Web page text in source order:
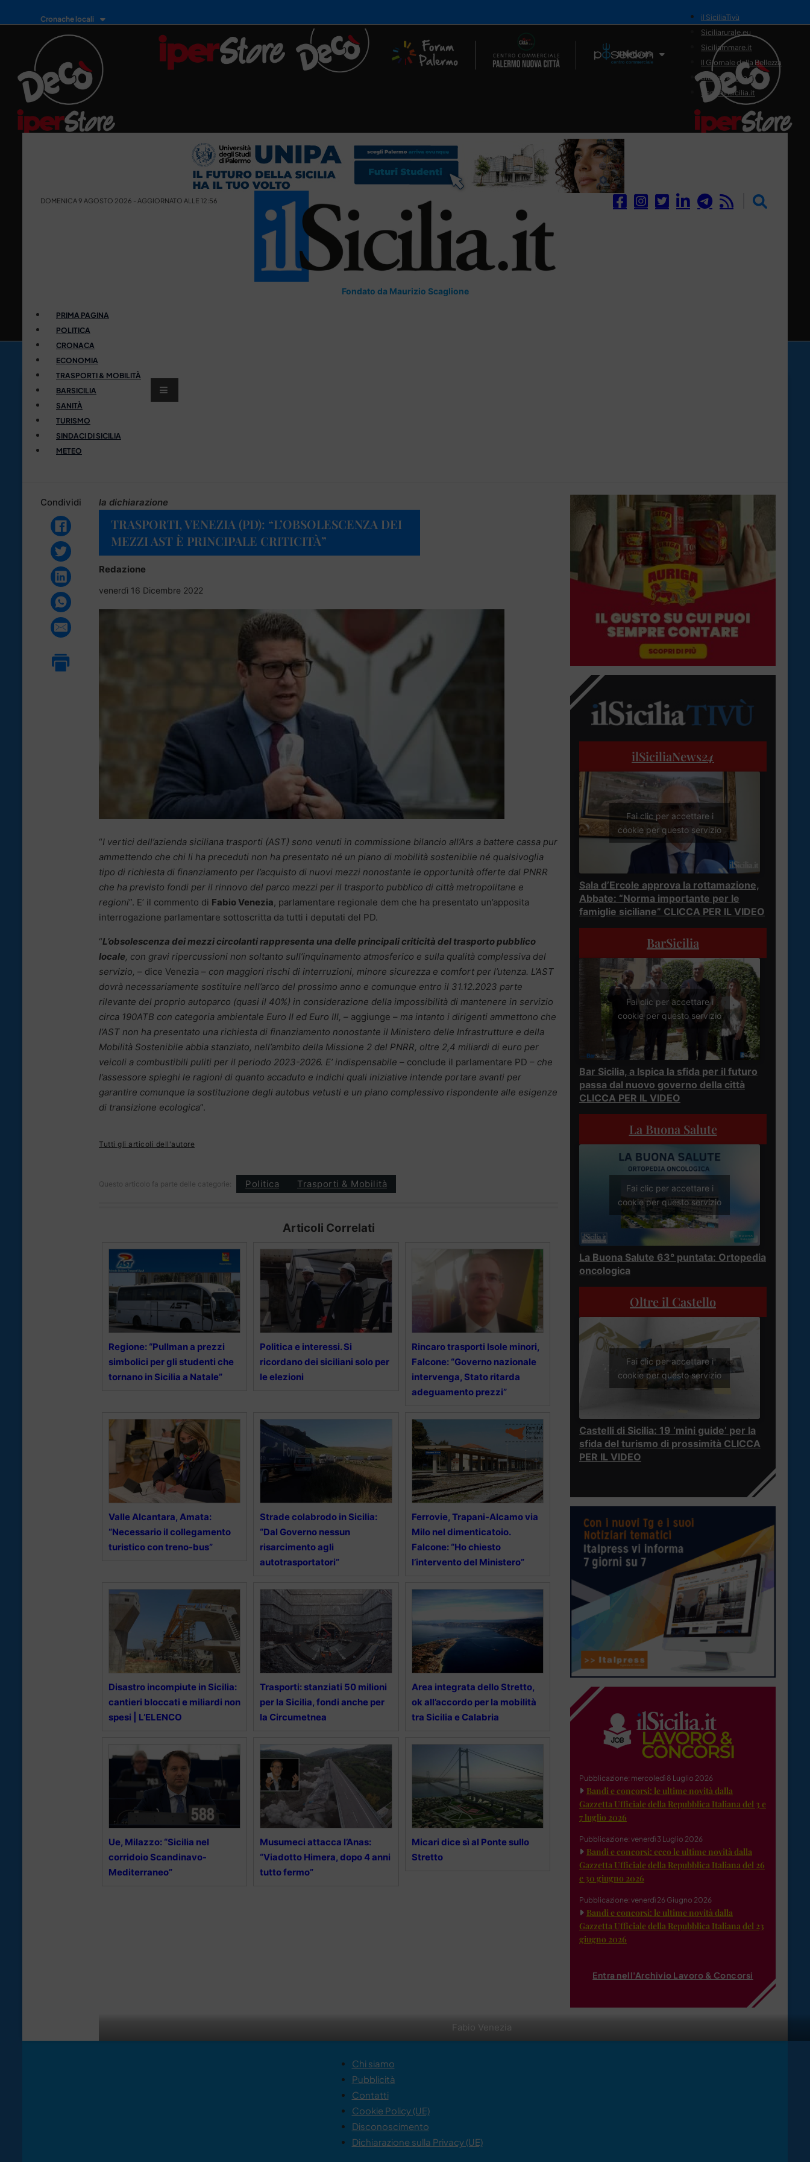
Cronache locali
Il Network
il SiciliaTivù
Siciliarurale.eu
Siciliammare.it
Il Giornale della Bellezza
Siciliamedica.it
Sanitainsicilia.it
DOMENICA 9 AGOSTO 2026 - AGGIORNATO ALLE 12:56
Fondato da Maurizio Scaglione
PRIMA PAGINA
POLITICA
CRONACA
ECONOMIA
TRASPORTI & MOBILITÀ
BARSICILIA
SANITÀ
TURISMO
SINDACI DI SICILIA
METEO
Condividi la dichiarazione
TRASPORTI, VENEZIA (PD): “L’OBSOLESCENZA DEI
MEZZI AST È PRINCIPALE CRITICITÀ”
Redazione
venerdì 16 Dicembre 2022
Fabio Venezia
“I vertici dell’azienda siciliana trasporti (AST) sono venuti in commissione bilancio all’Ars a battere cassa pur
ammettendo che chi li ha preceduti non ha presentato né un piano di mobilità sostenibile né qualsivoglia
tipo di richiesta di finanziamento per l’acquisto di nuovi mezzi nonostante le opportunità offerte dal PNRR
che ha previsto fondi per il rinnovo del parco mezzi per il trasporto pubblico di città metropolitane e
regioni”. E’ il commento di Fabio Venezia, parlamentare regionale dem che ha presentato un’apposita
interrogazione parlamentare sottoscritta da tutti i deputati del PD.
“L’obsolescenza dei mezzi circolanti rappresenta una delle principali criticità del trasporto pubblico
locale, con gravi ripercussioni non soltanto sull’inquinamento atmosferico e sulla qualità complessiva del
servizio, – dice Venezia – con maggiori rischi di interruzioni, minore sicurezza e comfort per l’utenza. L’AST
dovrà necessariamente sostituire nell’arco del prossimo anno e comunque entro il 31.12.2023 parte
rilevante del proprio autoparco (quasi il 40%) in considerazione della impossibilità di mantenere in servizio
circa 190ATB con categoria ambientale Euro II ed Euro III, – aggiunge – ma intanto i dirigenti ammettono che
l’AST non ha presentato una richiesta di finanziamento nonostante il Ministero delle Infrastrutture e della
Mobilità Sostenibile abbia stanziato, nell’ambito della Missione 2 del PNRR, oltre 2,4 miliardi di euro per
veicoli a combustibili puliti per il periodo 2023-2026. E’ indispensabile – conclude il parlamentare PD – che
l’assessore spieghi le ragioni di quanto accaduto e indichi quali iniziative intende portare avanti per
garantire comunque la sostituzione degli autobus vetusti e un piano complessivo rispondente alle esigenze
di transizione ecologica”.
Tutti gli articoli dell'autore
Questo articolo fa parte delle categorie: Politica Trasporti & Mobilità
Articoli Correlati
Regione: “Pullman a prezzi
simbolici per gli studenti che
tornano in Sicilia a Natale”
Politica e interessi. Si
ricordano dei siciliani solo per
le elezioni
Rincaro trasporti Isole minori,
Falcone: “Governo nazionale
intervenga, Stato ritarda
adeguamento prezzi”
Valle Alcantara, Amata:
“Necessario il collegamento
turistico con treno-bus”
Strade colabrodo in Sicilia:
“Dal Governo nessun
risarcimento agli
autotrasportatori”
Ferrovie, Trapani-Alcamo via
Milo nel dimenticatoio.
Falcone: “Ho chiesto
l’intervento del Ministero”
Disastro incompiute in Sicilia:
cantieri bloccati e miliardi non
spesi | L’ELENCO
Trasporti: stanziati 50 milioni
per la Sicilia, fondi anche per
la Circumetnea
Area integrata dello Stretto,
ok all’accordo per la mobilità
tra Sicilia e Calabria
Ue, Milazzo: “Sicilia nel
corridoio Scandinavo-
Mediterraneo”
Musumeci attacca l’Anas:
“Viadotto Himera, dopo 4 anni
tutto fermo”
Micari dice sì al Ponte sullo
Stretto
ilSiciliaNews24
Fai clic per accettare i
cookie per questo servizio
Sala d’Ercole approva la rottamazione,
Abbate: “Norma importante per le
famiglie siciliane” CLICCA PER IL VIDEO
BarSicilia
Fai clic per accettare i
cookie per questo servizio
Bar Sicilia, a Ispica la sfida per il futuro
passa dal nuovo governo della città
CLICCA PER IL VIDEO
La Buona Salute
Fai clic per accettare i
cookie per questo servizio
La Buona Salute 63° puntata: Ortopedia
oncologica
Oltre il Castello
Fai clic per accettare i
cookie per questo servizio
Castelli di Sicilia: 19 ‘mini guide’ per la
sfida del turismo di prossimità CLICCA
PER IL VIDEO
Pubblicazione: mercoledì 8 Luglio 2026
Bandi e concorsi: le ultime novità dalla
Gazzetta Ufficiale della Repubblica Italiana del 3 e
7 luglio 2026
Pubblicazione: venerdì 3 Luglio 2026
Bandi e concorsi: ecco le ultime novità dalla
Gazzetta Ufficiale della Repubblica Italiana del 26
e 30 giugno 2026
Pubblicazione: venerdì 26 Giugno 2026
Bandi e concorsi: le ultime novità dalla
Gazzetta Ufficiale della Repubblica Italiana del 23
giugno 2026
Entra nell'Archivio Lavoro & Concorsi
Chi siamo
Pubblicità
Contatti
Cookie Policy (UE)
Disconoscimento
Dichiarazione sulla Privacy (UE)